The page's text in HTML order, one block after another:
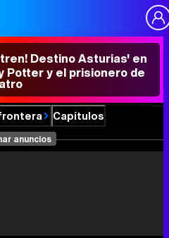
tren! Destino Asturias' en
Potter y el prisionero de
Capítulos
anuncios